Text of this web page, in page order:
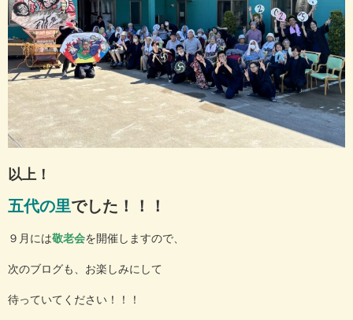
以上！
五代の里でした！！！
９月には敬老会を開催しますので、
次のブログも、お楽しみにして
待っていてください！！！